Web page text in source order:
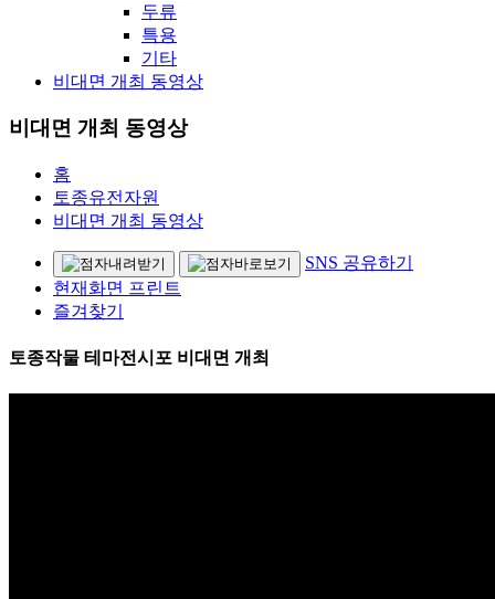
두류
특용
기타
비대면 개최 동영상
비대면 개최 동영상
홈
토종유전자원
비대면 개최 동영상
SNS 공유하기
현재화면 프린트
즐겨찾기
토종작물 테마전시포 비대면 개최